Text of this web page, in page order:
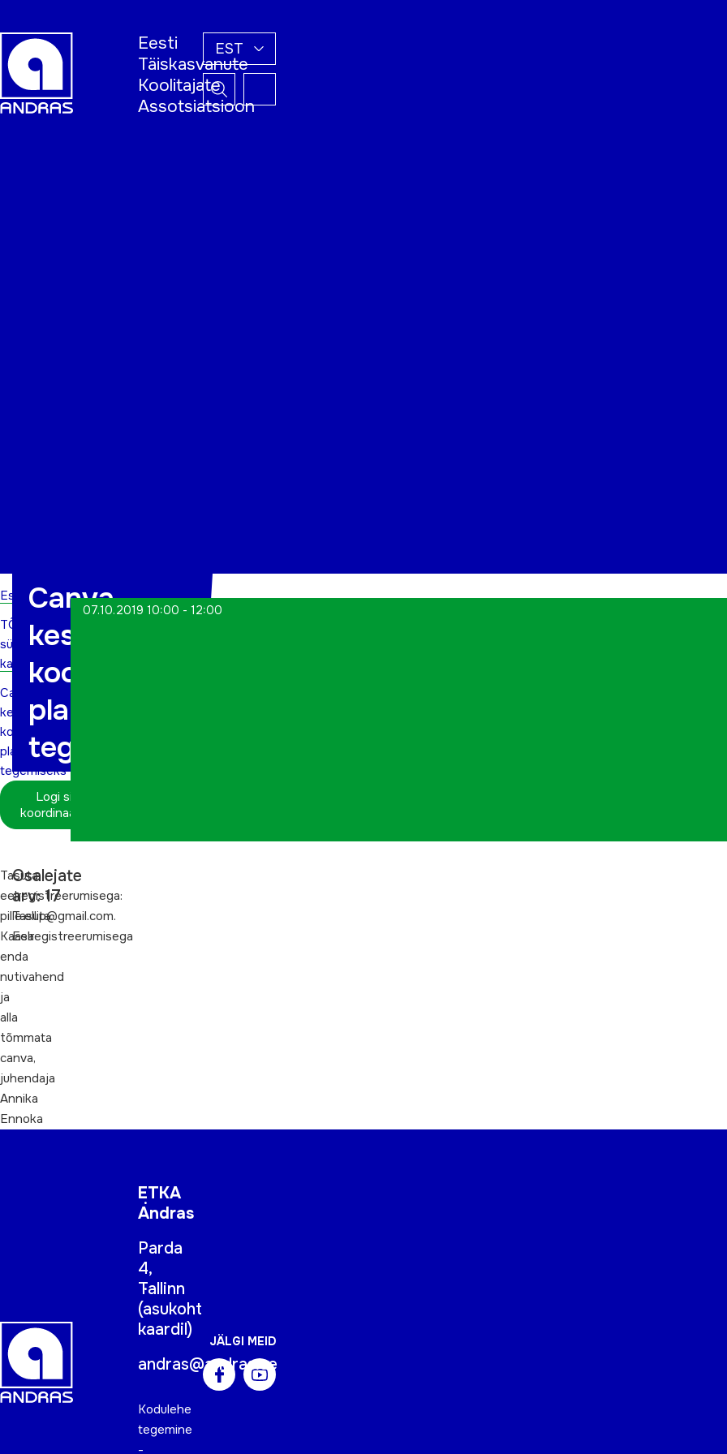
Eesti
Täiskasvanute
Koolitajate
Assotsiatsioon
EST
Esileht
TÕN
sündmuste
kalender
Canva
keskonna
koolitus
plakatite
tegemiseks
Logi sisse
koordinaatorina
Canva
keskonna
koolitus
plakatite
tegemiseks
07.10.2019 10:00 - 12:00
Tasuta.
eelregistreerumisega:
pille.ellip@gmail.com.
Kaasa
enda
nutivahend
ja
alla
tõmmata
canva,
juhendaja
Annika
Ennoka
Osalejate
arv: 17
Tasuta.
Eelregistreerumisega
ETKA
Andras
Parda
4,
Tallinn
(asukoht
kaardil)
andras@andras.ee
Kodulehe
tegemine
-
JÄLGI MEID